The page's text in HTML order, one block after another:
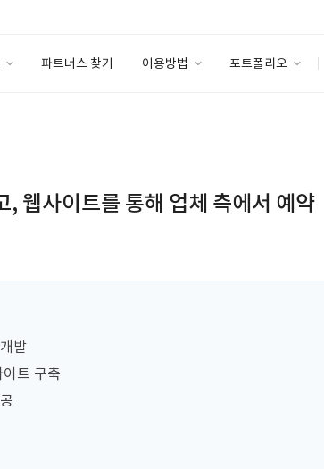
파트너스 찾기 이용방법 포트폴리오
, 웹사이트를 통해 업체 측에서 예약
발
트 구축